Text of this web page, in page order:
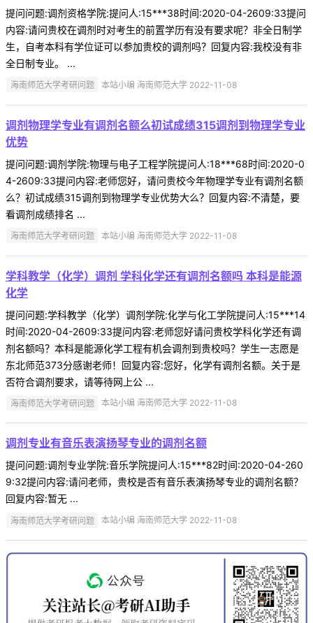
提问问题:调剂资格学院:提问人:15***38时间:2020-04-2609:33提问
内容:请问贵校在调剂时对考生的前置学历有没有要求呢？非全日制学
生，自考本科有学位证可以参加贵校的调剂吗？回复内容:我校没有非
全日制专业。 ...
海南师范大学考研问题 本站小编 海南师范大学 2022-11-08
调剂物理学专业有调剂名额么初试成绩315调剂到物理学专业
优势
提问问题:调剂学院:物理与电子工程学院提问人:18***68时间:2020-0
4-2609:33提问内容:老师您好，请问贵校今年物理学专业有调剂名额
么？初试成绩315调剂到物理学专业优势大么？回复内容:不清楚，要
看调剂成绩排名 ...
海南师范大学考研问题 本站小编 海南师范大学 2022-11-08
学科教学（化学）调剂 学科化学还有调剂名额吗 本科是能源
化学
提问问题:学科教学（化学）调剂学院:化学与化工学院提问人:15***14
时间:2020-04-2609:33提问内容:老师您好请问贵校学科化学还有调
剂名额吗？本科是能源化学工程有机会调剂到贵校吗？学生一志愿是
东北师范373分感谢老师！回复内容:您好，化学有调剂名额。关于是
否符合调剂要求，请等待网上公 ...
海南师范大学考研问题 本站小编 海南师范大学 2022-11-08
调剂专业有音乐表演扬琴专业的调剂名额
提问问题:调剂专业学院:音乐学院提问人:15***82时间:2020-04-260
9:32提问内容:请问老师，贵校是否有音乐表演扬琴专业的调剂名额？
回复内容:暂无 ...
海南师范大学考研问题 本站小编 海南师范大学 2022-11-08